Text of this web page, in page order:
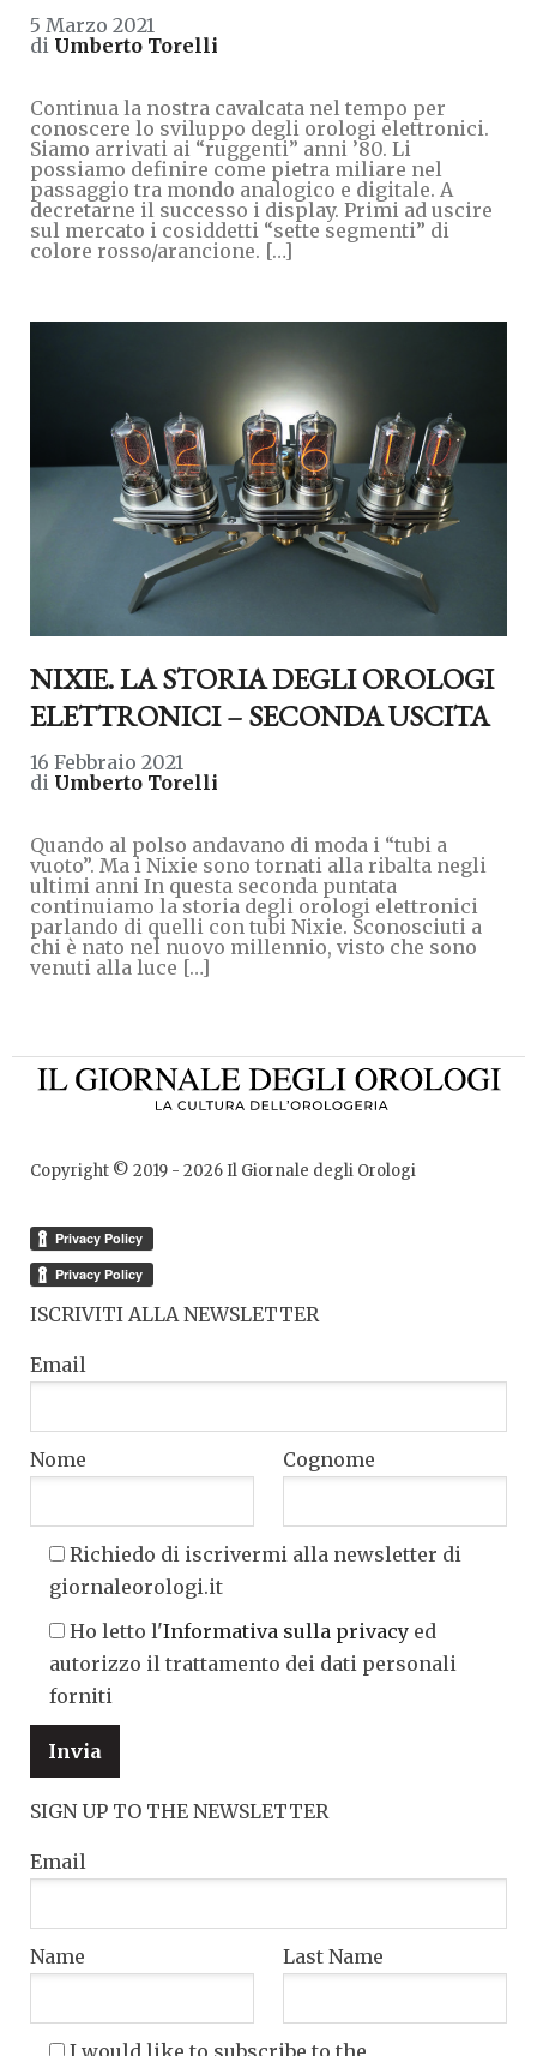
5 Marzo 2021
di Umberto Torelli
Continua la nostra cavalcata nel tempo per
conoscere lo sviluppo degli orologi elettronici.
Siamo arrivati ai “ruggenti” anni ’80. Li
possiamo definire come pietra miliare nel
passaggio tra mondo analogico e digitale. A
decretarne il successo i display. Primi ad uscire
sul mercato i cosiddetti “sette segmenti” di
colore rosso/arancione. […]
NIXIE. LA STORIA DEGLI OROLOGI
ELETTRONICI – SECONDA USCITA
16 Febbraio 2021
di Umberto Torelli
Quando al polso andavano di moda i “tubi a
vuoto”. Ma i Nixie sono tornati alla ribalta negli
ultimi anni In questa seconda puntata
continuiamo la storia degli orologi elettronici
parlando di quelli con tubi Nixie. Sconosciuti a
chi è nato nel nuovo millennio, visto che sono
venuti alla luce […]
Copyright © 2019 - 2026Il Giornale degli Orologi
ISCRIVITI ALLA NEWSLETTER
Email
Nome Cognome
Richiedo di iscrivermi alla newsletter di
giornaleorologi.it
Ho letto l'Informativa sulla privacy ed
autorizzo il trattamento dei dati personali
forniti
SIGN UP TO THE NEWSLETTER
Email
Name Last Name